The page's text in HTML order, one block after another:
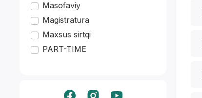
Masofaviy
Magistratura
Maxsus sirtqi
PART-TIME